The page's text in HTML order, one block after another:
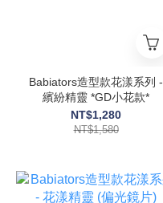
Babiators造型款花漾系列 -
繽紛精靈 *GD小花款*
NT$1,280
NT$1,580